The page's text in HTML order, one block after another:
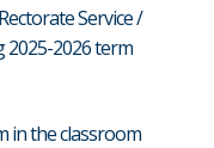
Service /
2026 term
in the classroom